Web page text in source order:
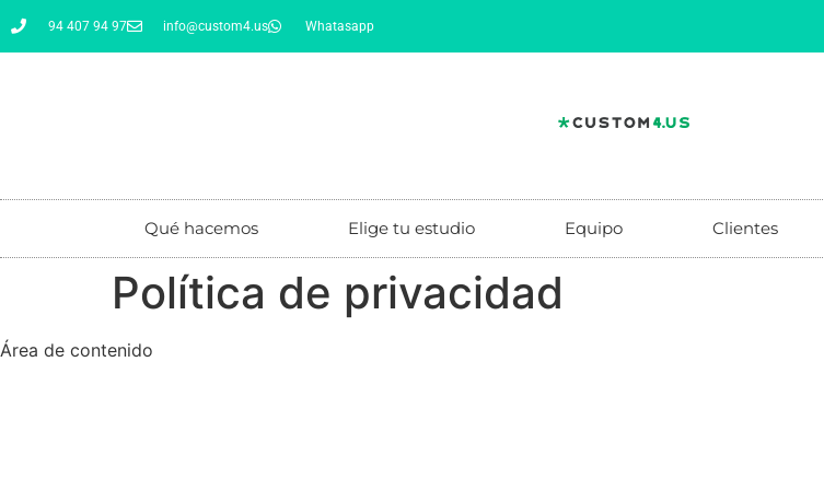
94 407 94 97 info@custom4.us Whatasapp
Qué hacemos Elige tu estudio Equipo Clientes
Política de privacidad
Área de contenido